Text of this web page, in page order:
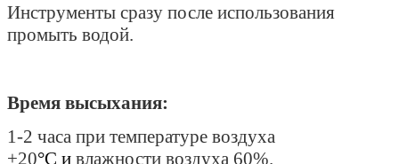
Инструменты сразу после использования
промыть водой.
Время высыхания:
1-2 часа при температуре воздуха
+20°С и влажности воздуха 60%.